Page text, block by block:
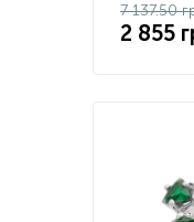
7 137.50
2 855